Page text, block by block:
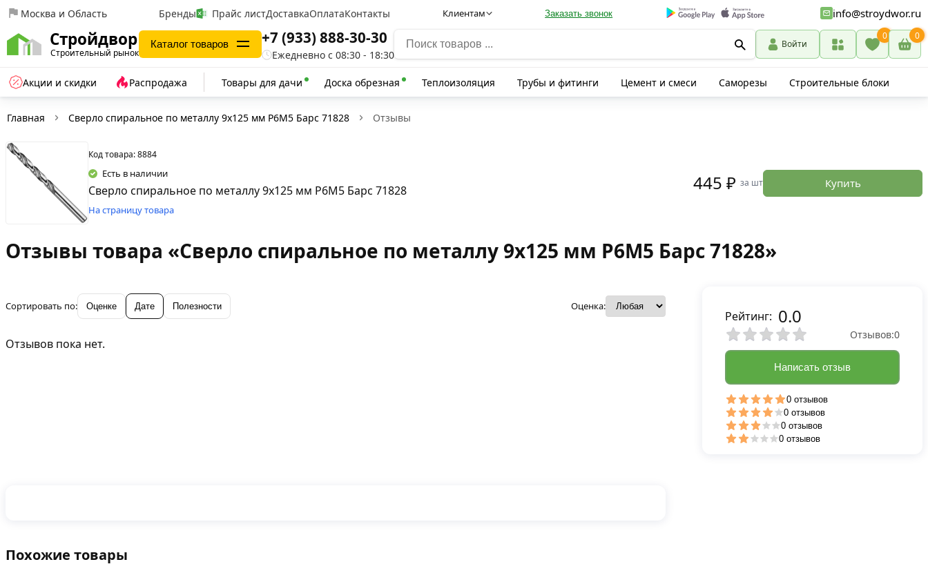
Москва и Область Бренды Прайс листДоставкаОплатаКонтакты Клиентам Заказать звонок info@stroydwor.ru
Стройдвор
Строительный рынок
Каталог товаров +7 (933) 888-30-30
Ежедневно с 08:30 - 18:30
Войти
0 0
Акции и скидки Распродажа Товары для дачи Доска обрезная Теплоизоляция Трубы и фитинги Цемент и смеси Саморезы Строительные блоки
Главная Сверло спиральное по металлу 9х125 мм Р6М5 Барс 71828 Отзывы
Код товара: 8884
Есть в наличии
Сверло спиральное по металлу 9х125 мм Р6М5 Барс 71828
На страницу товара
445 ₽ за шт Купить
Отзывы товара «Сверло спиральное по металлу 9х125 мм Р6М5 Барс 71828»
Сортировать по: Оценке Дате Полезности Оценка:
Отзывов пока нет.
Рейтинг: 0.0
Отзывов:0
Написать отзыв
0 отзывов
0 отзывов
0 отзывов
0 отзывов
Похожие товары